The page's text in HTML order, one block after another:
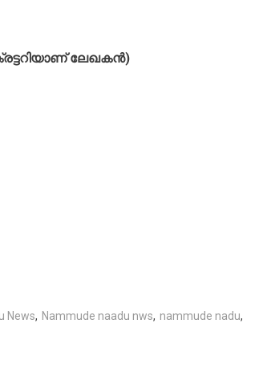
ലേഖകന്‍)
News, Nammude naadu nws, nammude nadu,